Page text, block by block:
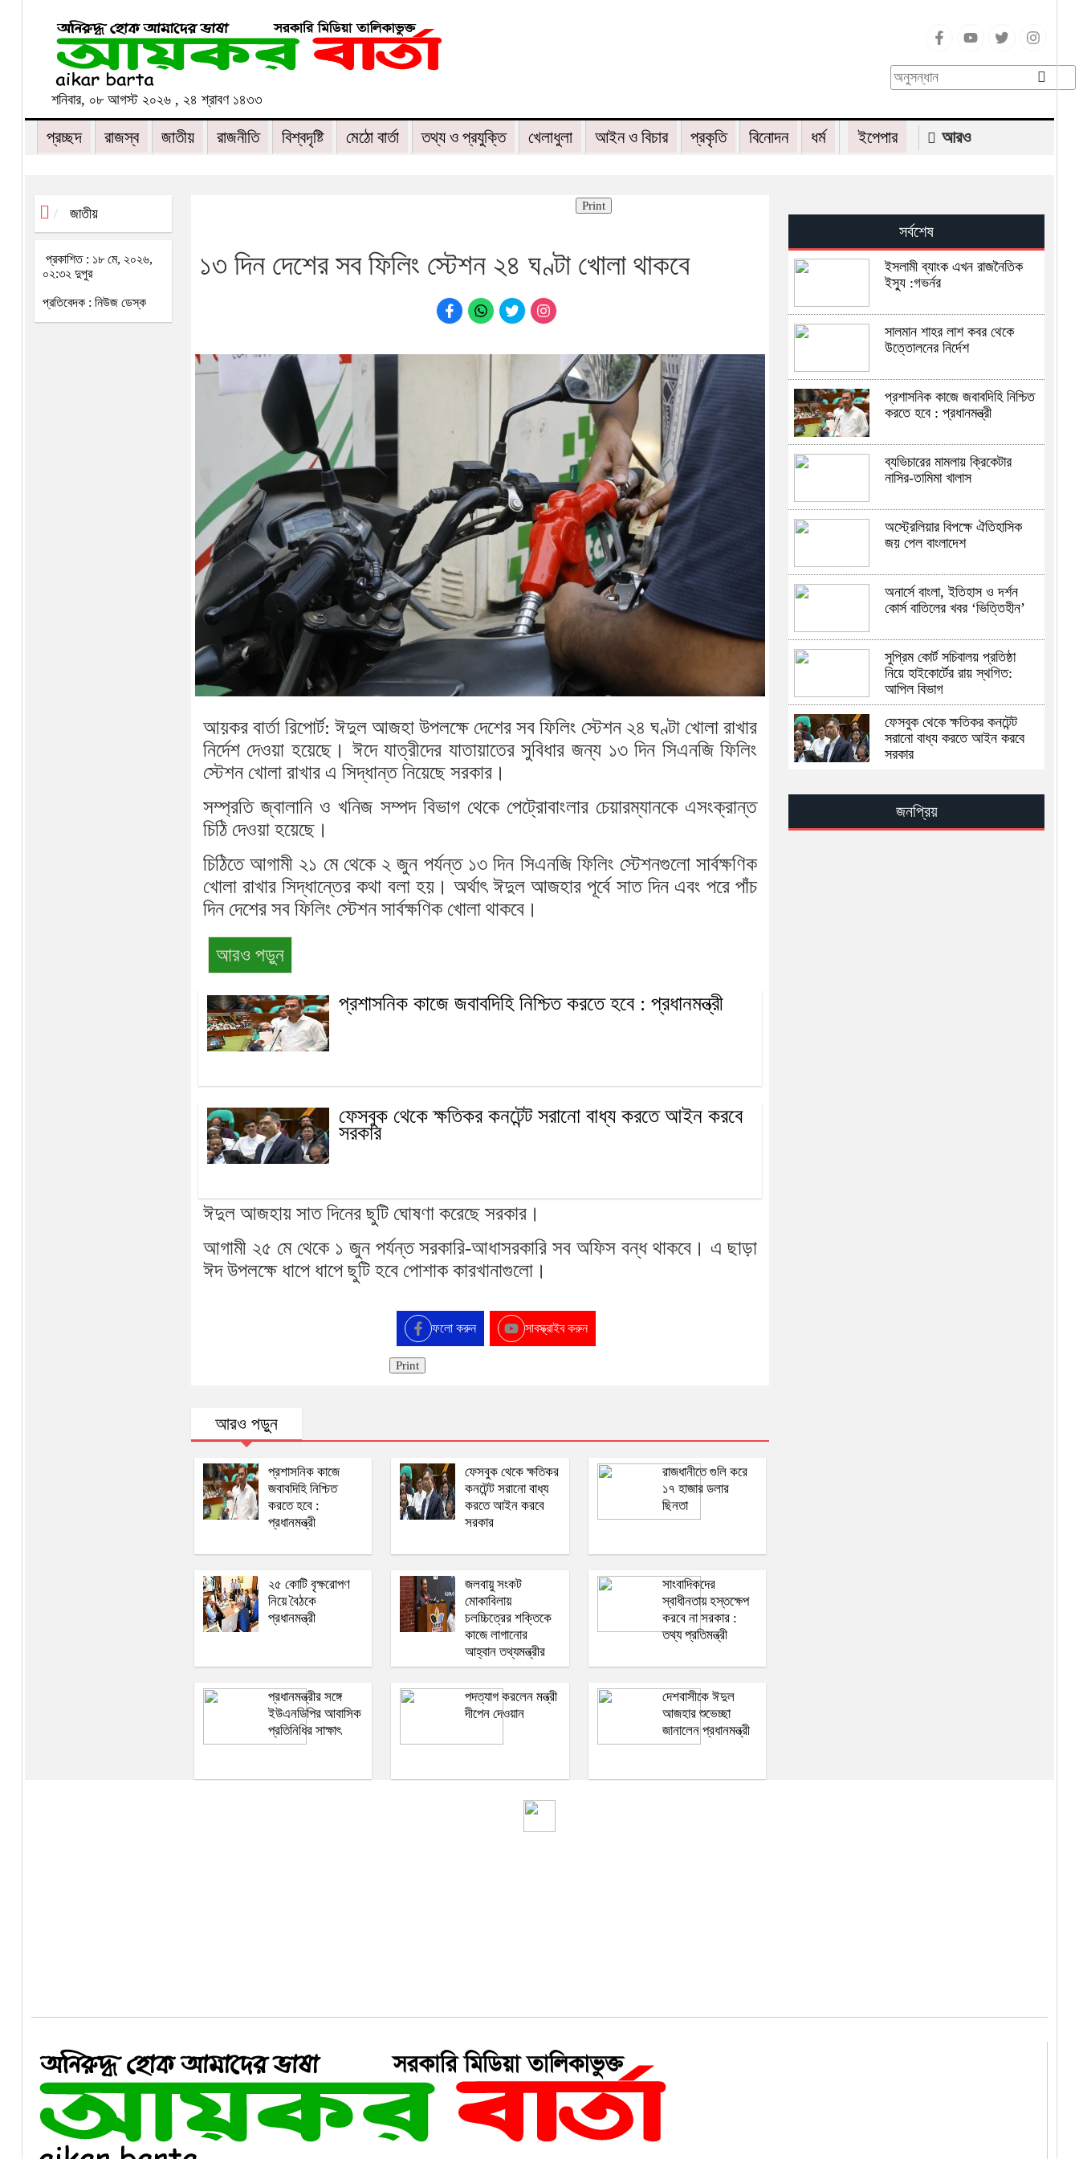
শনিবার, ০৮ আগস্ট ২০২৬ , ২৪ শ্রাবণ ১৪৩৩
প্রচ্ছদ রাজস্ব জাতীয় রাজনীতি বিশ্বদৃষ্টি মেঠো বার্তা তথ্য ও প্রযুক্তি খেলাধুলা আইন ও বিচার প্রকৃতি বিনোদন ধর্ম ইপেপার আরও
জাতীয়
প্রকাশিত : ১৮ মে, ২০২৬,
০২:৩২ দুপুর
প্রতিবেদক : নিউজ ডেস্ক
Print
১৩ দিন দেশের সব ফিলিং স্টেশন ২৪ ঘণ্টা খোলা থাকবে
আয়কর বার্তা রিপোর্ট: ঈদুল আজহা উপলক্ষে দেশের সব ফিলিং স্টেশন ২৪ ঘণ্টা খোলা রাখার
নির্দেশ দেওয়া হয়েছে। ঈদে যাত্রীদের যাতায়াতের সুবিধার জন্য ১৩ দিন সিএনজি ফিলিং
স্টেশন খোলা রাখার এ সিদ্ধান্ত নিয়েছে সরকার।
সম্প্রতি জ্বালানি ও খনিজ সম্পদ বিভাগ থেকে পেট্রোবাংলার চেয়ারম্যানকে এসংক্রান্ত
চিঠি দেওয়া হয়েছে।
চিঠিতে আগামী ২১ মে থেকে ২ জুন পর্যন্ত ১৩ দিন সিএনজি ফিলিং স্টেশনগুলো সার্বক্ষণিক
খোলা রাখার সিদ্ধান্তের কথা বলা হয়। অর্থাৎ ঈদুল আজহার পূর্বে সাত দিন এবং পরে পাঁচ
দিন দেশের সব ফিলিং স্টেশন সার্বক্ষণিক খোলা থাকবে।
আরও পড়ুন
প্রশাসনিক কাজে জবাবদিহি নিশ্চিত করতে হবে : প্রধানমন্ত্রী
ফেসবুক থেকে ক্ষতিকর কনটেন্ট সরানো বাধ্য করতে আইন করবে
সরকার
ঈদুল আজহায় সাত দিনের ছুটি ঘোষণা করেছে সরকার।
আগামী ২৫ মে থেকে ১ জুন পর্যন্ত সরকারি-আধাসরকারি সব অফিস বন্ধ থাকবে। এ ছাড়া
ঈদ উপলক্ষে ধাপে ধাপে ছুটি হবে পোশাক কারখানাগুলো।
ফলো করুন সাবস্ক্রাইব করুন
Print
আরও পড়ুন
প্রশাসনিক কাজে
জবাবদিহি নিশ্চিত
করতে হবে :
প্রধানমন্ত্রী
ফেসবুক থেকে ক্ষতিকর
কনটেন্ট সরানো বাধ্য
করতে আইন করবে
সরকার
রাজধানীতে গুলি করে
১৭ হাজার ডলার
ছিনতা
২৫ কোটি বৃক্ষরোপণ
নিয়ে বৈঠকে
প্রধানমন্ত্রী
জলবায়ু সংকট
মোকাবিলায়
চলচ্চিত্রের শক্তিকে
কাজে লাগানোর
আহ্বান তথ্যমন্ত্রীর
সাংবাদিকদের
স্বাধীনতায় হস্তক্ষেপ
করবে না সরকার :
তথ্য প্রতিমন্ত্রী
প্রধানমন্ত্রীর সঙ্গে
ইউএনডিপির আবাসিক
প্রতিনিধির সাক্ষাৎ
পদত্যাগ করলেন মন্ত্রী
দীপেন দেওয়ান
দেশবাসীকে ঈদুল
আজহার শুভেচ্ছা
জানালেন প্রধানমন্ত্রী
সর্বশেষ
ইসলামী ব্যাংক এখন রাজনৈতিক
ইস্যু :গভর্নর
সালমান শাহর লাশ কবর থেকে
উত্তোলনের নির্দেশ
প্রশাসনিক কাজে জবাবদিহি নিশ্চিত
করতে হবে : প্রধানমন্ত্রী
ব্যভিচারের মামলায় ক্রিকেটার
নাসির-তামিমা খালাস
অস্ট্রেলিয়ার বিপক্ষে ঐতিহাসিক
জয় পেল বাংলাদেশ
অনার্সে বাংলা, ইতিহাস ও দর্শন
কোর্স বাতিলের খবর ‘ভিত্তিহীন’
সুপ্রিম কোর্ট সচিবালয় প্রতিষ্ঠা
নিয়ে হাইকোর্টের রায় স্থগিত:
আপিল বিভাগ
ফেসবুক থেকে ক্ষতিকর কনটেন্ট
সরানো বাধ্য করতে আইন করবে
সরকার
হামলার দাবি আইআরজিসির
জনপ্রিয়